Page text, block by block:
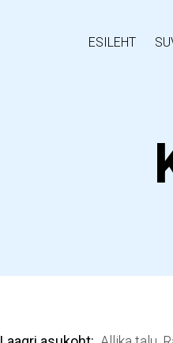
ESILEHT